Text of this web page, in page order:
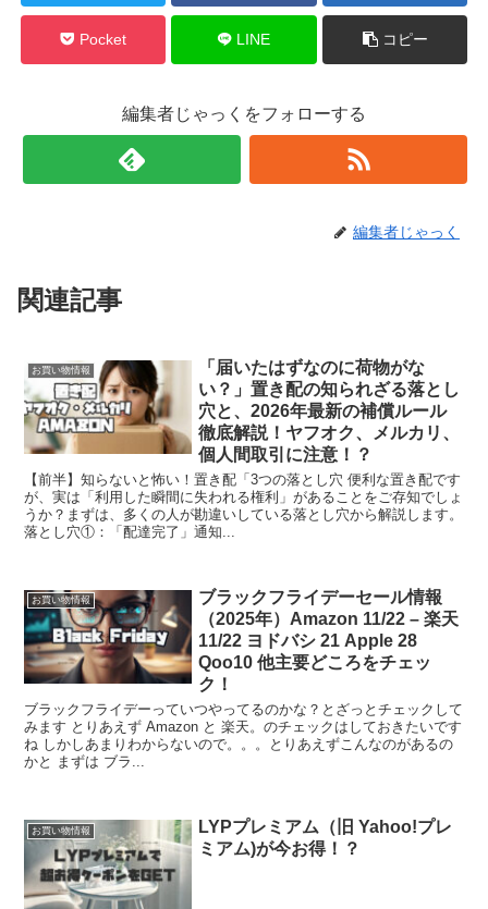
Pocket LINE コピー
編集者じゃっくをフォローする
編集者じゃっく
関連記事
お買い物情報
「届いたはずなのに荷物がな
い？」置き配の知られざる落とし
穴と、2026年最新の補償ルール
徹底解説！ヤフオク、メルカリ、
個人間取引に注意！？
【前半】知らないと怖い！置き配「3つの落とし穴 便利な置き配です
が、実は「利用した瞬間に失われる権利」があることをご存知でしょ
うか？まずは、多くの人が勘違いしている落とし穴から解説します。
落とし穴①：「配達完了」通知...
お買い物情報
ブラックフライデーセール情報
（2025年）Amazon 11/22 – 楽天
11/22 ヨドバシ 21 Apple 28
Qoo10 他主要どころをチェッ
ク！
ブラックフライデーっていつやってるのかな？とざっとチェックして
みます とりあえず Amazon と 楽天。のチェックはしておきたいです
ね しかしあまりわからないので。。。とりあえずこんなのがあるの
かと まずは ブラ...
お買い物情報
LYPプレミアム（旧 Yahoo!プレ
ミアム)が今お得！？